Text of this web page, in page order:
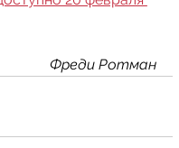
Фреди Ротман